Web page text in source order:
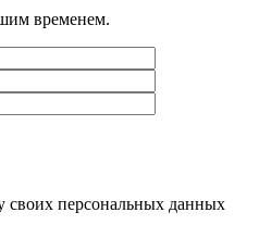
временем.
своих персональных данных